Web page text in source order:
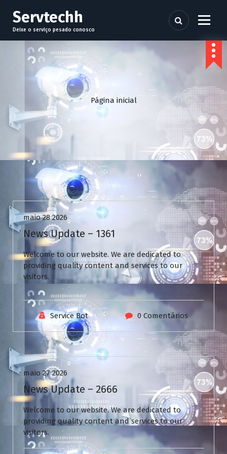
a
e
Servtechh
Deixe o serviço pesado conosco
Página inicial
Uncategorized
maio 28 2026
News Update – 1361
Welcome to our website. We are dedicated to
providing quality content and services to our
visitors.
Service Bot 0 Comentários
Uncategorized
maio 27 2026
News Update – 2666
Welcome to our website. We are dedicated to
providing quality content and services to our
visitors.
V